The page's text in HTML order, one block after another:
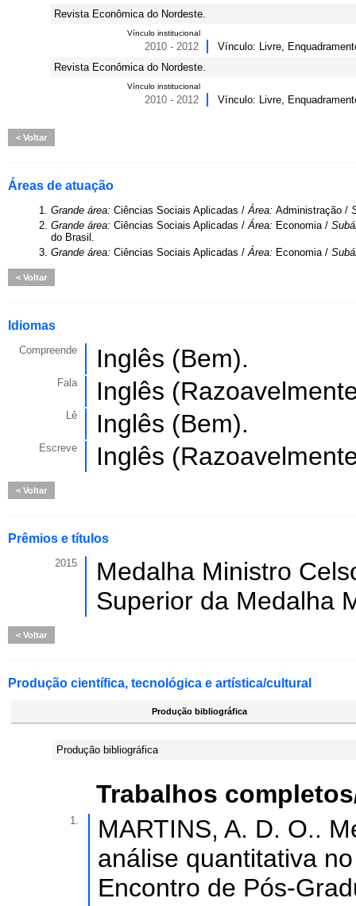
Revista Econômica do Nordeste.
Vínculo institucional
2010 - 2012
Vínculo: Livre,
Revista Econômica do Nordeste.
Vínculo institucional
2010 - 2012 Vínculo: Livre,
Voltar
Áreas de atuação
1. Grande área: Ciências Sociais Aplicadas /Área: Administração /
2. Grande área: Ciências Sociais Aplicadas /Área: Economia /
do Brasil.
3. Grande área: Ciências Sociais Aplicadas /Área: Economia /
Voltar
Idiomas
Compreende Inglês (Bem).
Fala Inglês
Lê Inglês (Bem).
Escreve Inglês
Voltar
Prêmios e títulos
2015
Medalha Ministro
Superior da Medalha
Voltar
Produção científica, tecnológica e artística/cultural
Produção bibliográfica
Produção bibliográfica
Trabalhos
1.
MARTINS, A. D. O..
análise quantitativa
Encontro de Pós-